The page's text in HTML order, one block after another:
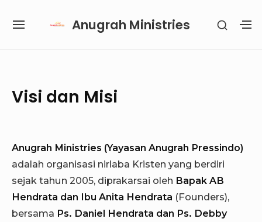
Anugrah Ministries
SITE
SHOW
Visi dan Misi
Anugrah Ministries (Yayasan Anugrah Pressindo)
adalah organisasi nirlaba Kristen yang berdiri
sejak tahun 2005, diprakarsai oleh Bapak AB
Hendrata dan Ibu Anita Hendrata (Founders),
bersama Ps. Daniel Hendrata dan Ps. Debby